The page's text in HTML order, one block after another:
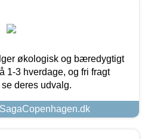
økologisk og bæredygtigt
1-3 hverdage, og fri fragt
deres udvalg.